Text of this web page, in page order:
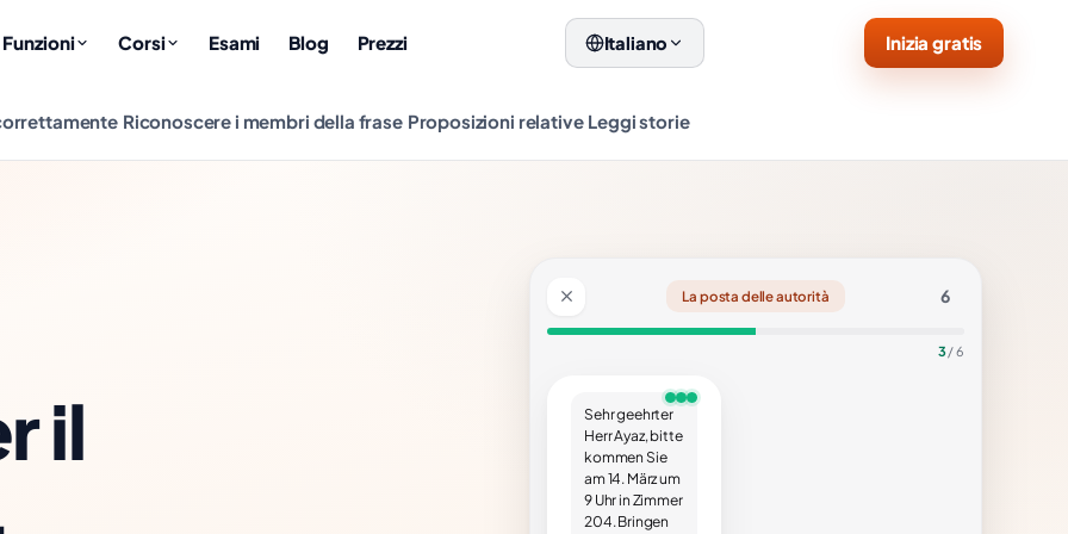
Italiano
Funzioni Corsi Esami Blog Prezzi Inizia gratis
Riconoscere i membri della frase Proposizioni relative Leggi storie
il
La posta delle autorità 6
3/ 6